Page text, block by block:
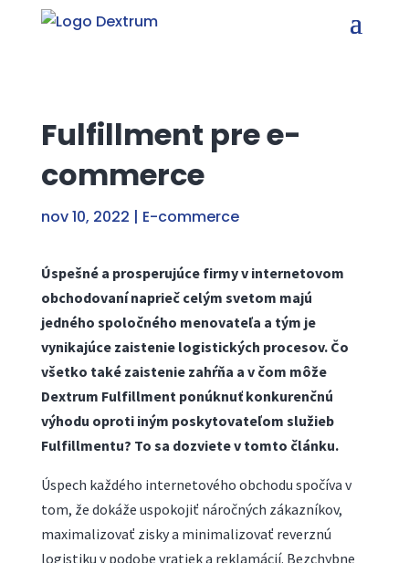
Fulfillment pre e-
commerce
nov 10, 2022 | E-commerce
Úspešné a prosperujúce firmy v internetovom
obchodovaní naprieč celým svetom majú
jedného spoločného menovateľa a tým je
vynikajúce zaistenie logistických procesov. Čo
všetko také zaistenie zahŕňa a v čom môže
Dextrum Fulfillment ponúknuť konkurenčnú
výhodu oproti iným poskytovateľom služieb
Fulfillmentu? To sa dozviete v tomto článku.
Úspech každého internetového obchodu spočíva v
tom, že dokáže uspokojiť náročných zákazníkov,
maximalizovať zisky a minimalizovať reverznú
logistiku v podobe vratiek a reklamácií. Bezchybne